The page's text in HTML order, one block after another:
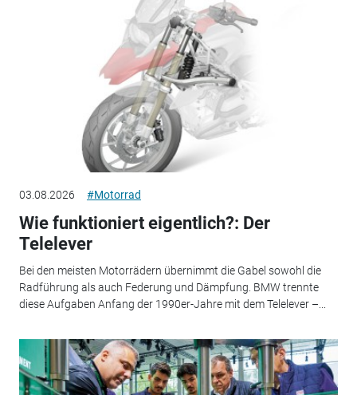
03.08.2026 #Motorrad
Wie funktioniert eigentlich?: Der
Telelever
Bei den meisten Motorrädern übernimmt die Gabel sowohl die
Radführung als auch Federung und Dämpfung. BMW trennte
diese Aufgaben Anfang der 1990er-Jahre mit dem Telelever –...